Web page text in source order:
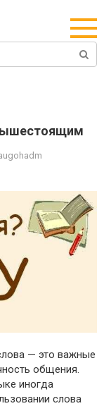
— это важные
общения.
иногда
слова